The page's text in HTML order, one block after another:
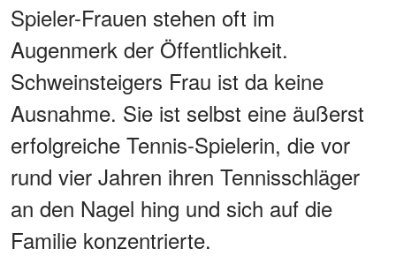
Spieler-Frauen stehen oft im
Augenmerk der Öffentlichkeit.
Schweinsteigers Frau ist da keine
Ausnahme. Sie ist selbst eine äußerst
erfolgreiche Tennis-Spielerin, die vor
rund vier Jahren ihren Tennisschläger
an den Nagel hing und sich auf die
Familie konzentrierte.